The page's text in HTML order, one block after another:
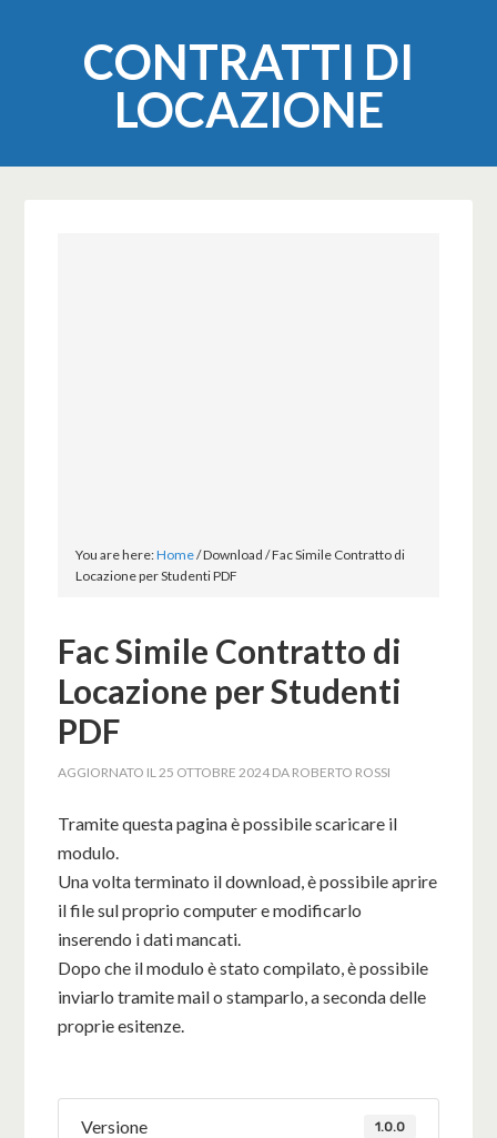
CONTRATTI DI
LOCAZIONE
You are here:Home/Download/Fac Simile Contratto di
Locazione per Studenti PDF
Fac Simile Contratto di
Locazione per Studenti
PDF
AGGIORNATO IL25 OTTOBRE 2024 DA ROBERTO ROSSI
Tramite questa pagina è possibile scaricare il
modulo.
Una volta terminato il download, è possibile aprire
il file sul proprio computer e modificarlo
inserendo i dati mancati.
Dopo che il modulo è stato compilato, è possibile
inviarlo tramite mail o stamparlo, a seconda delle
proprie esitenze.
Versione 1.0.0